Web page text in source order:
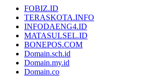
FOBIZ.ID
TERASKOTA.INFO
INFODAENG4.ID
MATASULSEL.ID
BONEPOS.COM
Domain.sch.id
Domain.my.id
Domain.co